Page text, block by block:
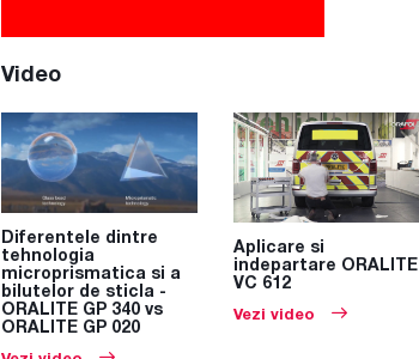
Video
Diferentele dintre
tehnologia
microprismatica si a
bilutelor de sticla -
ORALITE GP 340 vs
ORALITE GP 020
Aplicare si
indepartare ORALITE
VC 612
Vezi video